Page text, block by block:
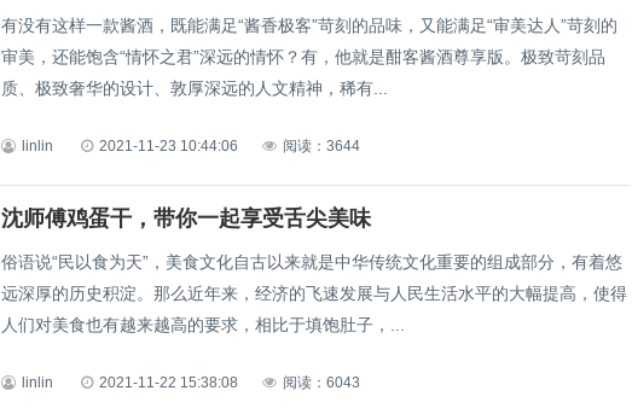
有没有这样一款酱酒，既能满足“酱香极客”苛刻的品味，又能满足“审美达人”苛刻的
审美，还能饱含“情怀之君”深远的情怀？有，他就是酣客酱酒尊享版。极致苛刻品
质、极致奢华的设计、敦厚深远的人文精神，稀有...
linlin 2021-11-23 10:44:06 阅读：3644
沈师傅鸡蛋干，带你一起享受舌尖美味
俗语说“民以食为天”，美食文化自古以来就是中华传统文化重要的组成部分，有着悠
远深厚的历史积淀。那么近年来，经济的飞速发展与人民生活水平的大幅提高，使得
人们对美食也有越来越高的要求，相比于填饱肚子，...
linlin 2021-11-22 15:38:08 阅读：6043